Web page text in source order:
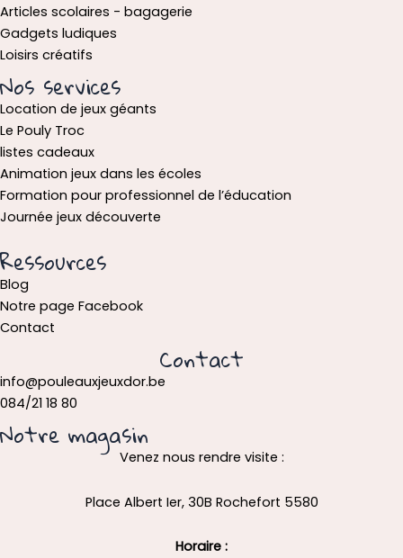
Articles scolaires - bagagerie
Gadgets ludiques
Loisirs créatifs
Nos services
Location de jeux géants
Le Pouly Troc
listes cadeaux
Animation jeux dans les écoles
Formation pour professionnel de l’éducation
Journée jeux découverte
Ressources
Blog
Notre page Facebook
Contact
Contact
info@pouleauxjeuxdor.be
084/21 18 80
Notre magasin
Venez nous rendre visite :
Place Albert Ier, 30B Rochefort 5580
Horaire :